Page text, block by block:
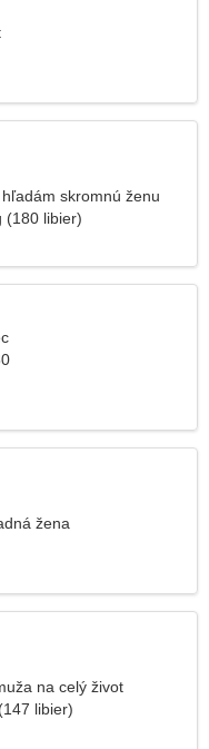
skromnú ženu
(180 libier)
žena
na celý život
libier)